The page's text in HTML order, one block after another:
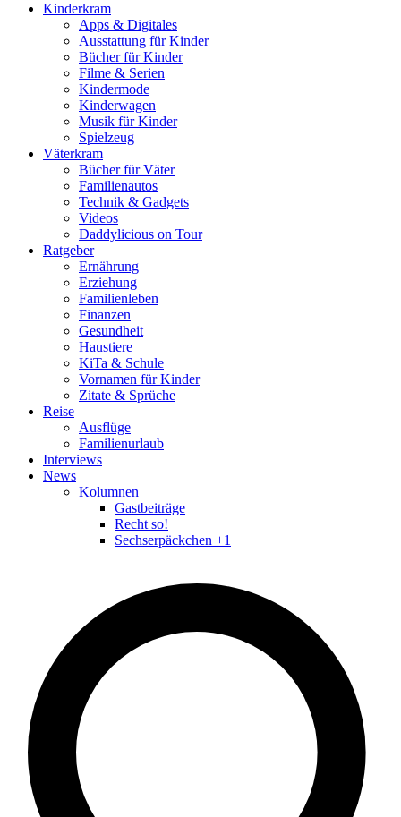
Kinderkram
Apps & Digitales
Ausstattung für Kinder
Bücher für Kinder
Filme & Serien
Kindermode
Kinderwagen
Musik für Kinder
Spielzeug
Väterkram
Bücher für Väter
Familienautos
Technik & Gadgets
Videos
Daddylicious on Tour
Ratgeber
Ernährung
Erziehung
Familienleben
Finanzen
Gesundheit
Haustiere
KiTa & Schule
Vornamen für Kinder
Zitate & Sprüche
Reise
Ausflüge
Familienurlaub
Interviews
News
Kolumnen
Gastbeiträge
Recht so!
Sechserpäckchen +1